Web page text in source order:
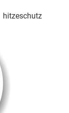
hitzeschutz